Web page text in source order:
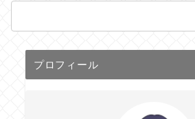
プロフィール